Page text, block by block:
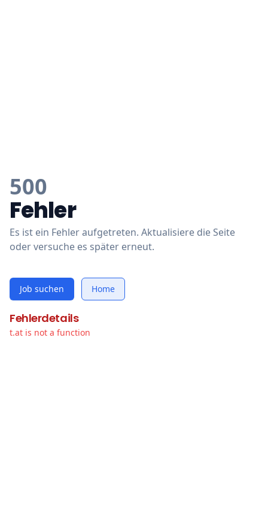
500
Fehler
Es ist ein Fehler aufgetreten. Aktualisiere die Seite
oder versuche es später erneut.
Job suchen Home
Fehlerdetails
t.at is not a function